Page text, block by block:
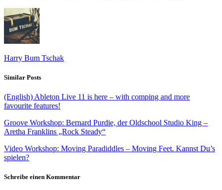
Harry Bum Tschak
Similar Posts
(English) Ableton Live 11 is here – with comping and more
favourite features!
Groove Workshop: Bernard Purdie, der Oldschool Studio King –
Aretha Franklins „Rock Steady“
Video Workshop: Moving Paradiddles – Moving Feet. Kannst Du’s
spielen?
Schreibe einen Kommentar